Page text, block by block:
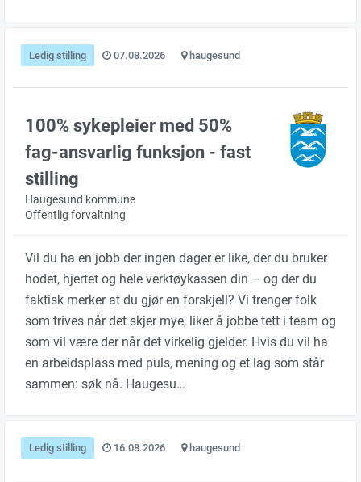
Ledig stilling 07.08.2026 haugesund
100% sykepleier med 50%
fag-ansvarlig funksjon - fast
stilling
Haugesund kommune
Offentlig forvaltning
Vil du ha en jobb der ingen dager er like, der du bruker
hodet, hjertet og hele verktøykassen din – og der du
faktisk merker at du gjør en forskjell? Vi trenger folk
som trives når det skjer mye, liker å jobbe tett i team og
som vil være der når det virkelig gjelder. Hvis du vil ha
en arbeidsplass med puls, mening og et lag som står
sammen: søk nå. Haugesu…
Ledig stilling 16.08.2026 haugesund